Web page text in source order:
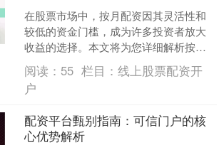
在股票市场中，按月配资因其灵活性和
较低的资金门槛，成为许多投资者放大
收益的选择。本文将为您详细解析按月
配资的开户流程、核心要点及风险提
示，帮助您合规、高效地完成....
阅读： 55 栏目：线上股票配资开
户
配资平台甄别指南：可信门户的核
心优势解析